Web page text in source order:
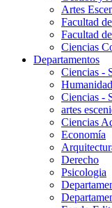
Artes
Facultad
Facultad
Ciencias
Departamentos
Ciencias -
Ciencias -
artes
Ciencias
Economía
Derecho
Psicologia